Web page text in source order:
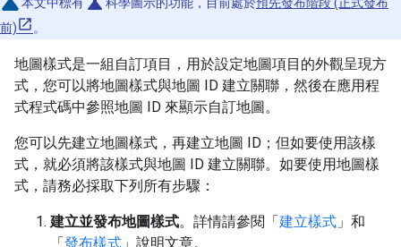
前)
。
地圖樣式是一組自訂項目，用於設定地圖項目的外觀呈現方
式，您可以將地圖樣式與地圖 ID 建立關聯，然後在應用程
式程式碼中參照地圖 ID 來顯示自訂地圖。
您可以先建立地圖樣式，再建立地圖 ID；但如要使用該樣
式，就必須將該樣式與地圖 ID 建立關聯。如要使用地圖樣
式，請務必採取下列所有步驟：
建立並發布地圖樣式。詳情請參閱「建立樣式 」和
「發布樣式 」說明文章。